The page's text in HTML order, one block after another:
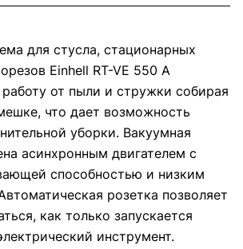
для стусла, стационарных
Einhell RT-VE 550 A
от пыли и стружки собирая
что дает возможность
уборки. Вакуумная
асинхронным двигателем с
способностью и низким
розетка позволяет
как только запускается
инструмент.